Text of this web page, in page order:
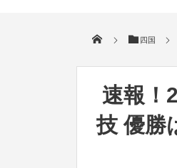
四国
速報！
技 優勝